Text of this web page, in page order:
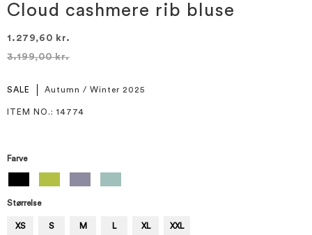
billedgalleriet
Cloud cashmere rib bluse
1.279,60 kr.
3.199,00 kr.
SALE Autumn / Winter 2025
ITEM NO. : 14774
Farve
Størrelse
XS S M L XL XXL